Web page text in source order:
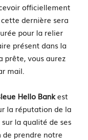
officiellement
dernière sera
pour la relier
présent dans la
prête, vous aurez
mail.
Hello Bankest
la réputation de la
la qualité de ses
de prendre notre